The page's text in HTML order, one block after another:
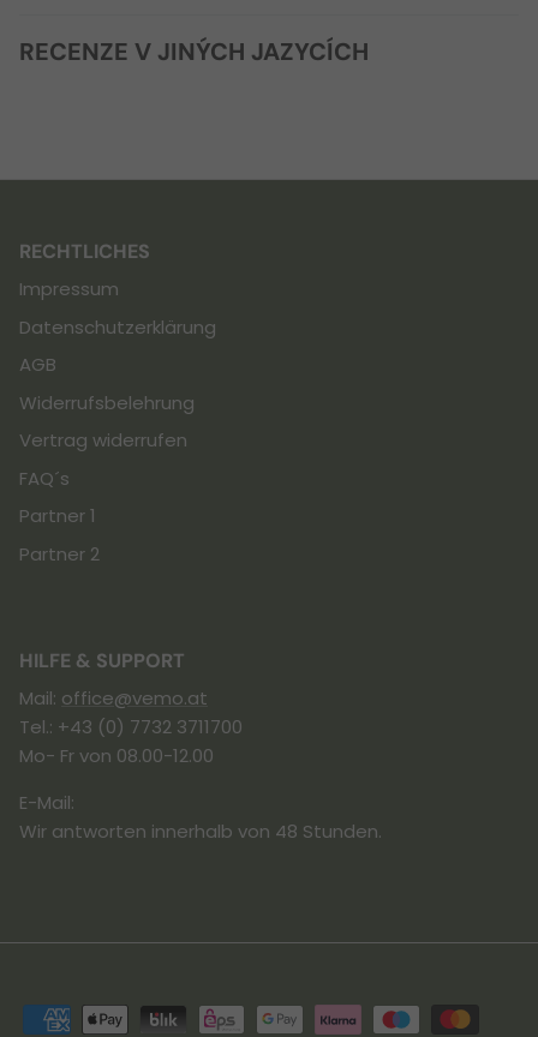
RECENZE V JINÝCH JAZYCÍCH
RECHTLICHES
Impressum
Datenschutzerklärung
AGB
Widerrufsbelehrung
Vertrag widerrufen
FAQ´s
Partner 1
Partner 2
HILFE & SUPPORT
Mail: office@vemo.at
Tel.: +43 (0) 7732 3711700
Mo- Fr von 08.00-12.00
E-Mail:
Wir antworten innerhalb von 48 Stunden.